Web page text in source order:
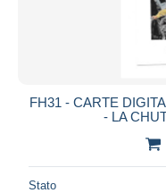
FH31 - CARTE
- LA
Stato